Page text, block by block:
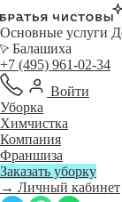
Основные услуги
Балашиха
+7 (495) 961-02-34
Войти
Уборка
Химчистка
Компания
Франшиза
Заказать уборку
→ Личный кабинет